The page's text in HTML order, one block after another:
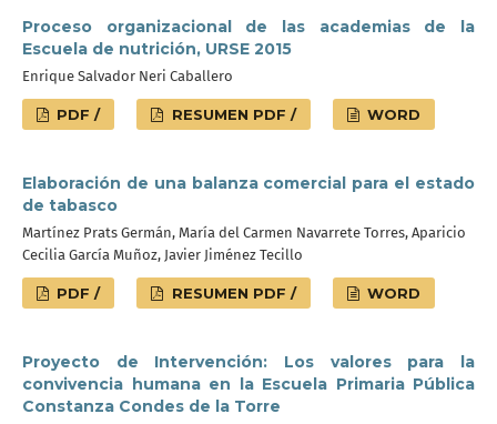
Proceso organizacional de las academias de la
Escuela de nutrición, URSE 2015
Enrique Salvador Neri Caballero
PDF / RESUMEN PDF / WORD
Elaboración de una balanza comercial para el estado
de tabasco
Martínez Prats Germán, María del Carmen Navarrete Torres, Aparicio
Cecilia García Muñoz, Javier Jiménez Tecillo
PDF / RESUMEN PDF / WORD
Proyecto de Intervención: Los valores para la
convivencia humana en la Escuela Primaria Pública
Constanza Condes de la Torre